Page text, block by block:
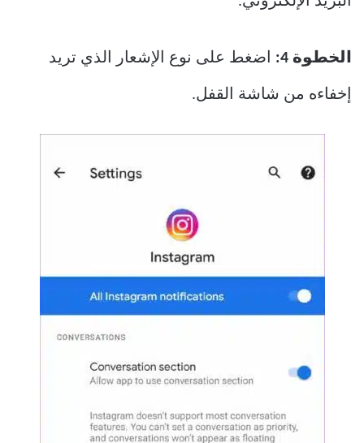
الخطوة 4: اضغط على نوع الإشعار الذي تريد
إخفاءه من شاشة القفل.